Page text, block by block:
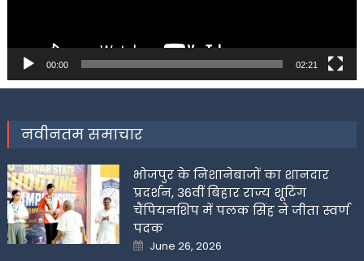
00:00 02:21
नवीनतम समाचार
भोजपुर के निशानेबाजों का शानदार
प्रदर्शन, 36वीं बिहार राज्य शूटिंग
चैंपियनशिप में पलक सिंह ने जीता स्वर्ण
पदक
Posted
on
June 26, 2026